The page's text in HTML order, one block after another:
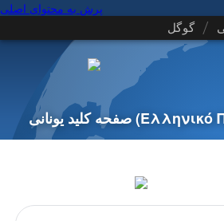
پرش به محتوای اصلی
/ گوگل
صفحه کلید یونانی(Ελληνικό